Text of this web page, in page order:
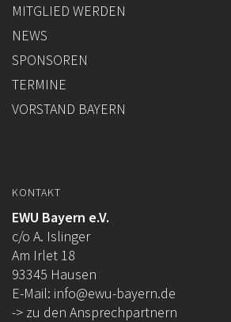
MITGLIED WERDEN
NEWS
SPONSOREN
TERMINE
VORSTAND BAYERN
KONTAKT
EWU Bayern e.V.
c/o A. Islinger
Am Irlet 18
93345 Hausen
E-Mail: info@ewu-bayern.de
-> zu den Ansprechpartnern